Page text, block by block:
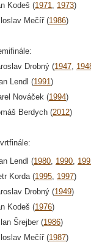
Kodeš (1971, 1973)
Mečíř (1986)
Drobný (1947,
Lendl (1991)
Nováček (1994)
Berdych (2012)
Lendl (1980, 1990,
Korda (1995, 1997)
Drobný (1949)
Kodeš (1976)
Šrejber (1986)
Mečíř (1987)